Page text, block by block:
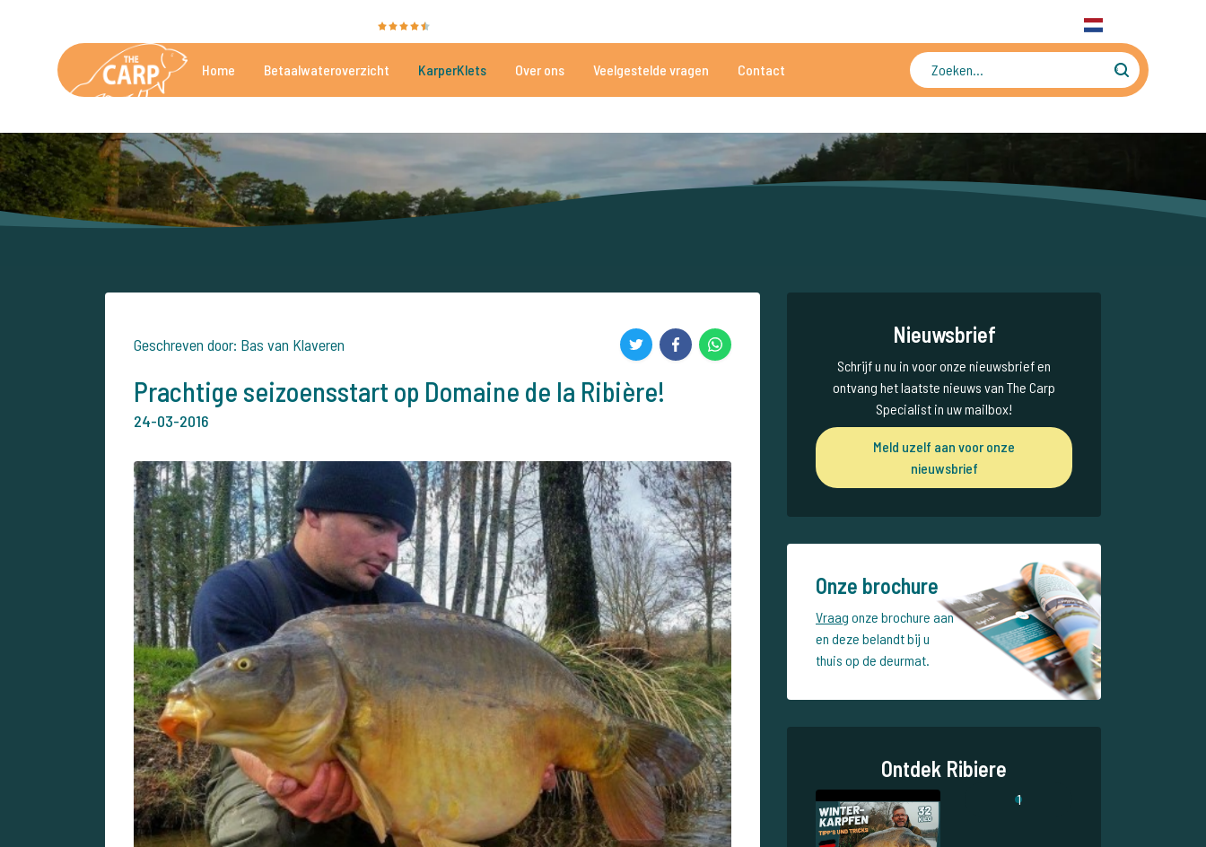
Home Betaalwateroverzicht KarperKlets Over ons Veelgestelde vragen Contact
Geschreven door: Bas van Klaveren
Prachtige seizoensstart op Domaine de la Ribière!
24-03-2016
Nieuwsbrief
Schrijf u nu in voor onze nieuwsbrief en
ontvang het laatste nieuws van The Carp
Specialist in uw mailbox!
Meld uzelf aan voor onze
nieuwsbrief
Onze brochure
Vraag onze brochure aan
en deze belandt bij u
thuis op de deurmat.
Ontdek Ribiere
1